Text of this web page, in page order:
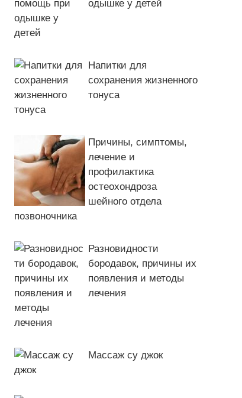
одышке у детей
Напитки для
сохранения жизненного
тонуса
Причины, симптомы,
лечение и
профилактика
остеохондроза
шейного отдела
позвоночника
Разновидности
бородавок, причины их
появления и методы
лечения
Массаж су джок